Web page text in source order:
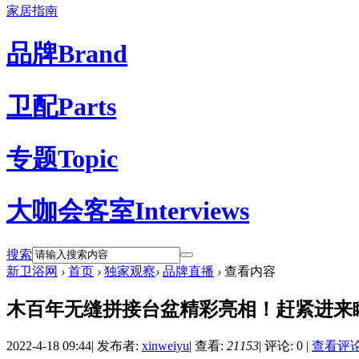
家居指南
品牌Brand
卫配Parts
专题Topic
大咖会客室Interviews
搜索
新卫浴网 › 首页 › 独家观察› 品牌直播 › 查看内容
木百年无缝拼接台盆精彩亮相！赶紧进来
2022-4-18 09:44| 发布者: xinweiyu| 查看: 21153| 评论: 0 | 查看评